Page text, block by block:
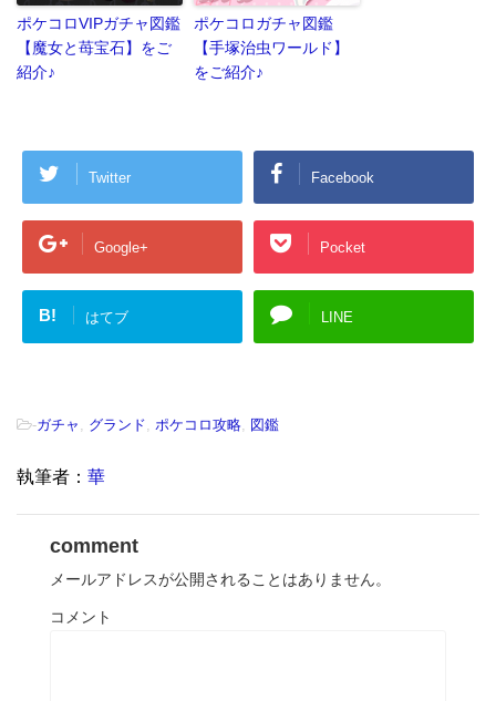
ポケコロVIPガチャ図鑑
【魔女と苺宝石】をご
紹介♪
ポケコロガチャ図鑑
【手塚治虫ワールド】
をご紹介♪
Twitter Facebook
Google+ Pocket
B! はてブ LINE
-ガチャ , グランド, ポケコロ攻略, 図鑑
執筆者： 華
comment
メールアドレスが公開されることはありません。
コメント